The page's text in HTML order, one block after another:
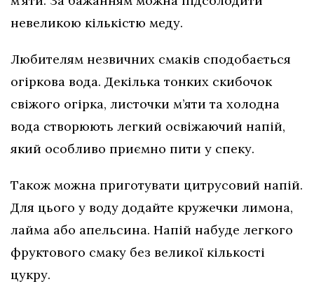
невеликою кількістю меду.
Любителям незвичних смаків сподобається
огіркова вода. Декілька тонких скибочок
свіжого огірка, листочки м’яти та холодна
вода створюють легкий освіжаючий напій,
який особливо приємно пити у спеку.
Також можна приготувати цитрусовий напій.
Для цього у воду додайте кружечки лимона,
лайма або апельсина. Напій набуде легкого
фруктового смаку без великої кількості
цукру.